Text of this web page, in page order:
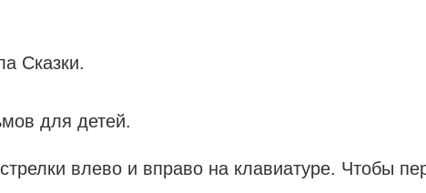
Сказки.
для детей.
влево и вправо на клавиатуре. Чтобы